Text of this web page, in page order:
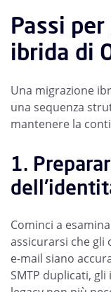
Passi
ibrida di
Una migrazione
una sequenza
mantenere la
1.
Cominci a
assicurarsi che
e-mail siano
SMTP duplicati,